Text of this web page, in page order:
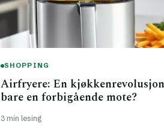
SHOPPING
Airfryere: En
bare en forbigående mote?
3 min lesing